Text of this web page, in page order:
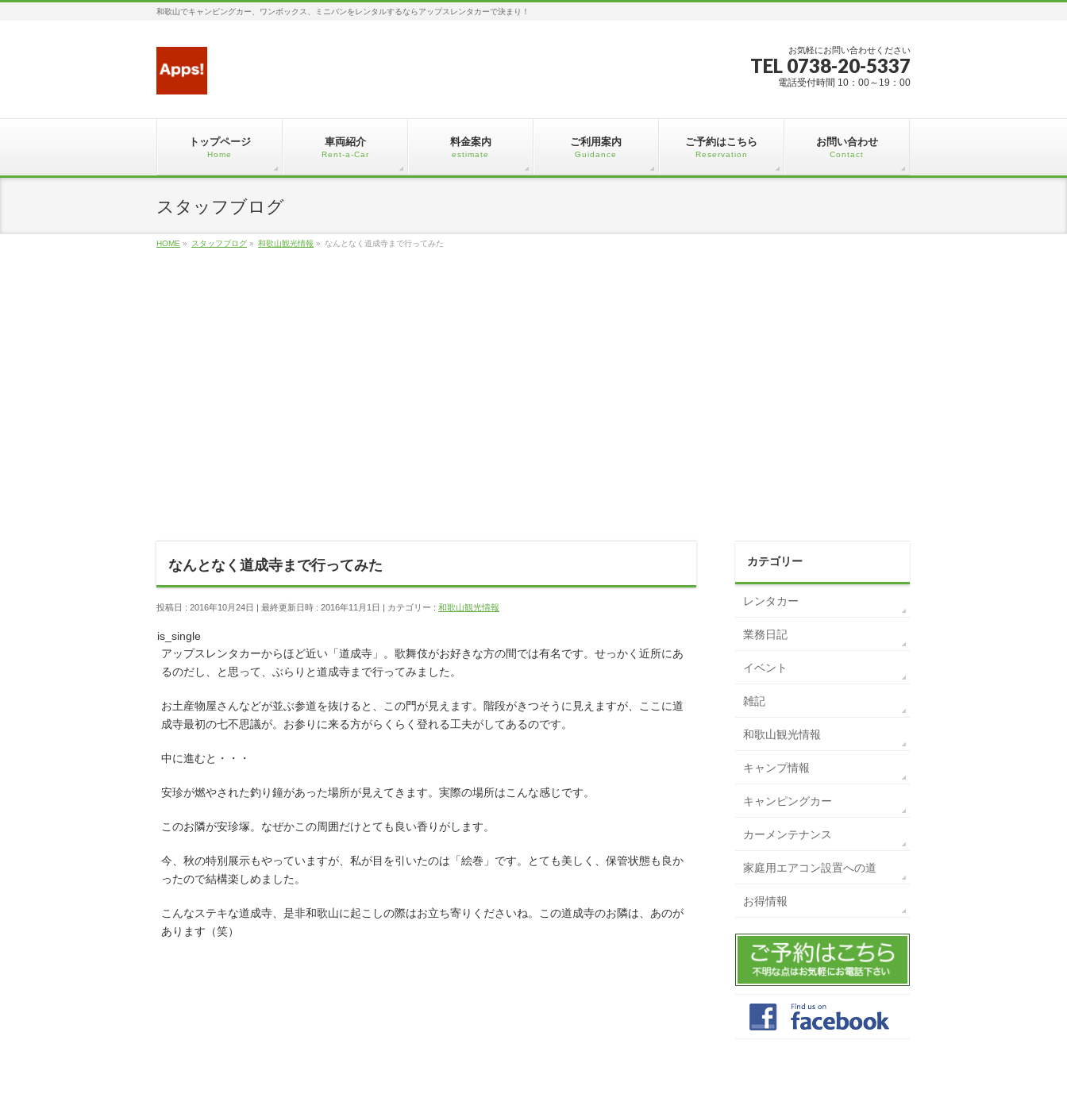
和歌山でキャンピングカー、ワンボックス、ミニバンをレンタルするならアップスレンタカーで決まり！
お気軽にお問い合わせください
TEL 0738-20-5337
電話受付時間 10：00～19：00
トップページ
Home
車両紹介
Rent-a-Car
料金案内
estimate
ご利用案内
Guidance
ご予約はこちら
Reservation
お問い合わせ
Contact
スタッフブログ
HOME » スタッフブログ » 和歌山観光情報 » なんとなく道成寺まで行ってみた
なんとなく道成寺まで行ってみた
投稿日 : 2016年10月24日 最終更新日時 : 2016年11月1日 カテゴリー : 和歌山観光情報
is_single
アップスレンタカーからほど近い「道成寺」。歌舞伎がお好きな方の間では有名です。せっかく近所にあ
るのだし、と思って、ぶらりと道成寺まで行ってみました。
お土産物屋さんなどが並ぶ参道を抜けると、この門が見えます。階段がきつそうに見えますが、ここに道
成寺最初の七不思議が。お参りに来る方がらくらく登れる工夫がしてあるのです。
中に進むと・・・
安珍が燃やされた釣り鐘があった場所が見えてきます。実際の場所はこんな感じです。
このお隣が安珍塚。なぜかこの周囲だけとても良い香りがします。
今、秋の特別展示もやっていますが、私が目を引いたのは「絵巻」です。とても美しく、保管状態も良か
ったので結構楽しめました。
こんなステキな道成寺、是非和歌山に起こしの際はお立ち寄りくださいね。この道成寺のお隣は、あのが
あります（笑）
カテゴリー
レンタカー
業務日記
イベント
雑記
和歌山観光情報
キャンプ情報
キャンピングカー
カーメンテナンス
家庭用エアコン設置への道
お得情報